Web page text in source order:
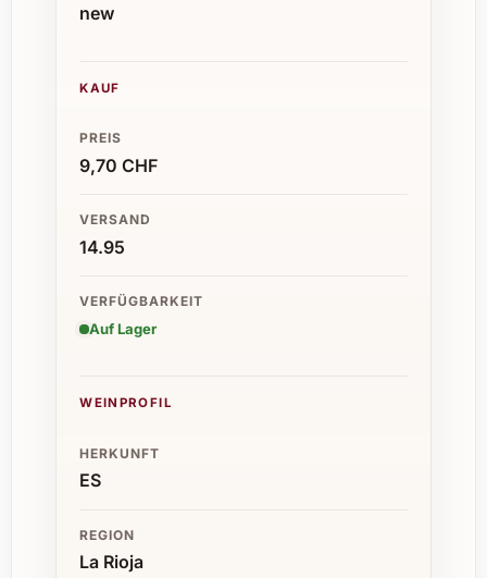
new
KAUF
PREIS
9,70 CHF
VERSAND
14.95
VERFÜGBARKEIT
Auf Lager
WEINPROFIL
HERKUNFT
ES
REGION
La Rioja